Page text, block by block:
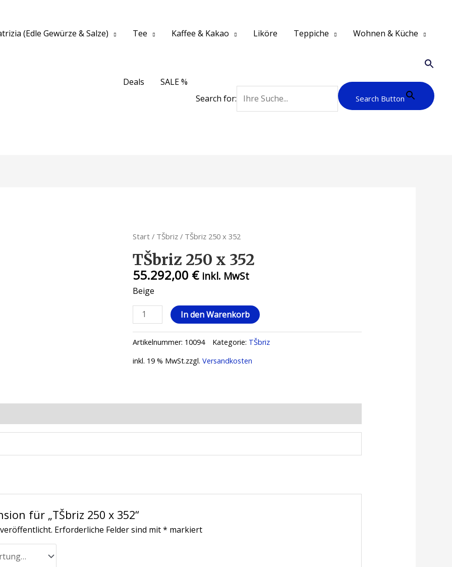
(Edle Gewürze & Salze) Tee Kaffee & Kakao Liköre Teppiche Wohnen & Küche
Deals
SALE %
Search for:
Search Button
Start / TŠbriz / TŠbriz 250 x 352
TŠbriz 250 x 352
55.292,00 € inkl. MwSt
Beige
TŠbriz
250
x
352
Menge
In den Warenkorb
Artikelnummer: 10094 Kategorie: TŠbriz
inkl. 19 % MwSt.zzgl.Versandkosten
für „TŠbriz 250 x 352“
Erforderliche Felder sind mit* markiert